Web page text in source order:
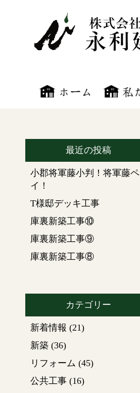
最近の投稿
小郡将軍藤小判！将軍藤ペ
イ！
T様邸デッキ工事
庫裏新築工事⑩
庫裏新築工事⑨
庫裏新築工事⑧
カテゴリー
新着情報 (21)
新築 (36)
リフォーム (45)
公共工事 (16)